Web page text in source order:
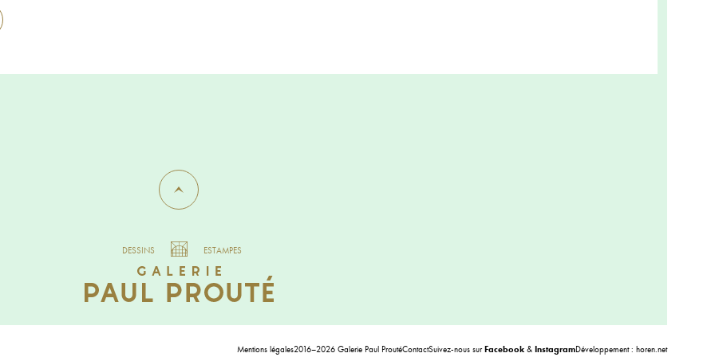
DESSINS ESTAMPES
Mentions légales2016–2026 Galerie Paul ProutéContactSuivez-nous surFacebook & InstagramDéveloppement : horen.net